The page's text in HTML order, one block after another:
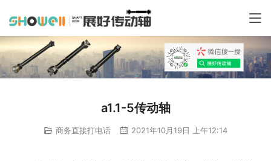
a1.1-5传动轴
商务直接打电话 2021年10月19日 上午12:14